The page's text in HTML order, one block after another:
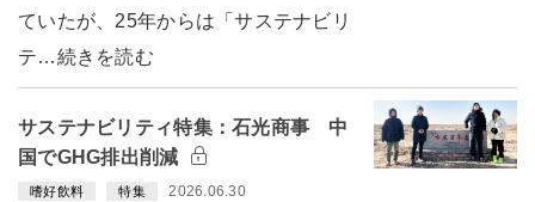
ていたが、25年からは「サステナビリ
テ…続きを読む
サステナビリティ特集：石光商事 中
国でGHG排出削減
嗜好飲料 特集 2026.06.30